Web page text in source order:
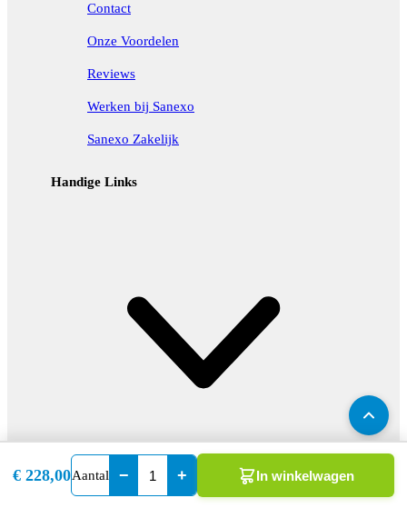
€ 228,00Aantal − + In winkelwagen
Contact
Onze Voordelen
Reviews
Werken bij Sanexo
Sanexo Zakelijk
Handige Links